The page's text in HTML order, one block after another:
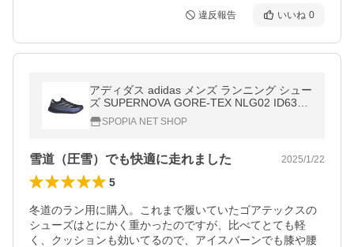
違反報告 いいね 0
アディダス adidas メンズ ランニング シュー
ズ SUPERNOVA GORE-TEX NLG02 ID6307
【2024FW】
SPOPIA NET SHOP
雪道（圧雪）でも快適に走れました 2025/1/22
5
冬道のラン用に購入。これまで履いていたゴアテックスの
シューズはとにかく重かったのですが、比べてとても軽
く、クッションも効いてるので、アイスバーンでも膝や腰